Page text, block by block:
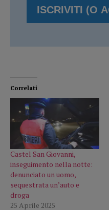
Correlati
Castel San Giovanni,
inseguimento nella notte:
denunciato un uomo,
sequestrata un’auto e
droga
25 Aprile 2025